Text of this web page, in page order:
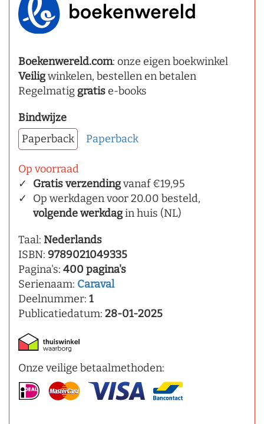
Boekenwereld.com: onze eigen boekwinkel
Veiligwinkelen, bestellen en betalen
Regelmatig gratise-books
Bindwijze
Paperback
Paperback
Op voorraad
Gratis verzendingvanaf €19,95
Op werkdagen voor 20.00 besteld,
volgende werkdagin huis (NL)
Taal: Nederlands
ISBN: 9789021049335
Pagina's: 400 pagina's
Serienaam: Caraval
Deelnummer: 1
Publicatiedatum: 28-01-2025
Onze veilige betaalmethoden: